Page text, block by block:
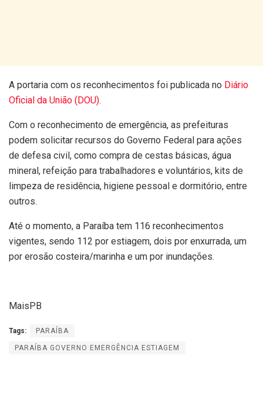
A portaria com os reconhecimentos foi publicada no Diário
Oficial da União (DOU).
Com o reconhecimento de emergência, as prefeituras
podem solicitar recursos do Governo Federal para ações
de defesa civil, como compra de cestas básicas, água
mineral, refeição para trabalhadores e voluntários, kits de
limpeza de residência, higiene pessoal e dormitório, entre
outros.
Até o momento, a Paraíba tem 116 reconhecimentos
vigentes, sendo 112 por estiagem, dois por enxurrada, um
por erosão costeira/marinha e um por inundações.
MaisPB
Tags: PARAÍBA
PARAÍBA GOVERNO EMERGÊNCIA ESTIAGEM